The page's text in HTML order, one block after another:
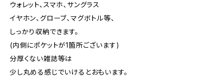
ウォレット、スマホ、サングラス
イヤホン、グローブ、マグボトル等、
しっかり収納できます。
(内側にポケットが1箇所ございます)
分厚くない雑誌等は
少し丸める感じでいけるとおもいます。